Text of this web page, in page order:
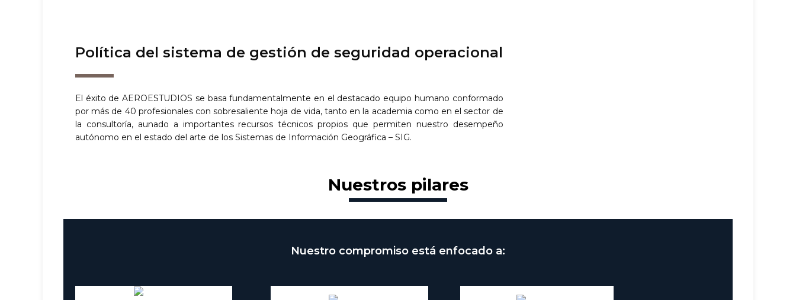
Política del sistema de gestión de seguridad operacional
El éxito de AEROESTUDIOS se basa fundamentalmente en el destacado equipo humano conformado
por más de 40 profesionales con sobresaliente hoja de vida, tanto en la academia como en el sector de
la consultoría, aunado a importantes recursos técnicos propios que permiten nuestro desempeño
autónomo en el estado del arte de los Sistemas de Información Geográfica – SIG.
Nuestros pilares
Nuestro compromiso está enfocado a: